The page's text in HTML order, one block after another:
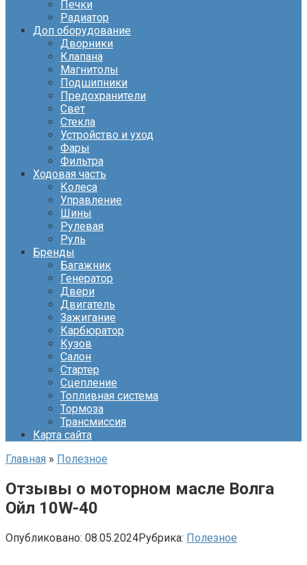
Печки
Радиатор
Доп оборудование
Дворники
Клапана
Магнитолы
Подшипники
Предохранители
Свет
Стекла
Устройство и уход
Фары
Фильтра
Ходовая часть
Колеса
Управление
Шины
Рулевая
Руль
Бренды
Багажник
Генератор
Двери
Двигатель
Зажигание
Карбюратор
Кузов
Салон
Стартер
Сцепление
Топливная система
Тормоза
Трансмиссия
Карта сайта
Главная » Полезное
Отзывы о моторном масле Волга
Ойл 10W-40
Опубликовано: 08.05.2024Рубрика: Полезное